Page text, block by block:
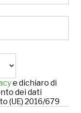
e dichiaro di
dei dati
(UE) 2016/679